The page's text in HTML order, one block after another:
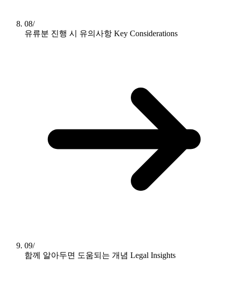
08/
유류분 진행 시 유의사항 Key Considerations
09/
함께 알아두면 도움되는 개념 Legal Insights